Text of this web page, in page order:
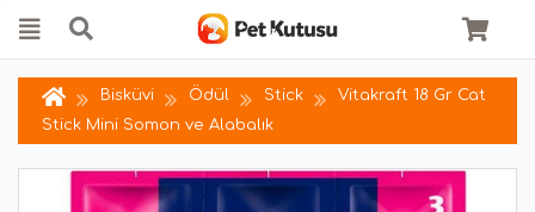
Bisküvi Ödül Stick
Vitakraft 18 Gr Cat
Stick Mini Somon ve Alabalık